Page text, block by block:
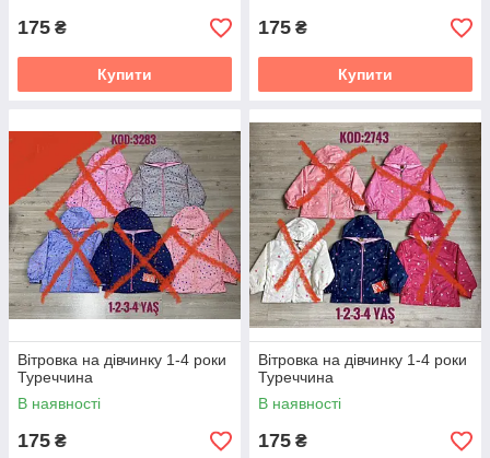
175 ₴
Купити
175 ₴
Купити
Вітровка на дівчинку 1-4 роки
Туреччина
В наявності
175 ₴
Вітровка на дівчинку 1-4 роки
Туреччина
В наявності
175 ₴